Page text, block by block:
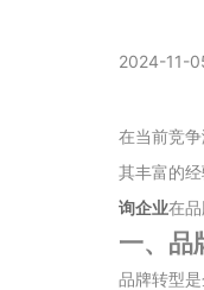
2024-11-
在当前竞
其丰富的
询企业在品
一、品
品牌转型